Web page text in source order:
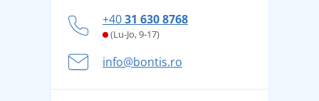
și în siguranță
Aventura de vară începe cu bagajul - pregătiți-vă
pentru vacanță fără griji
+4031 630 8768
(Lu-Jo, 9-17)
info@bontis.ro